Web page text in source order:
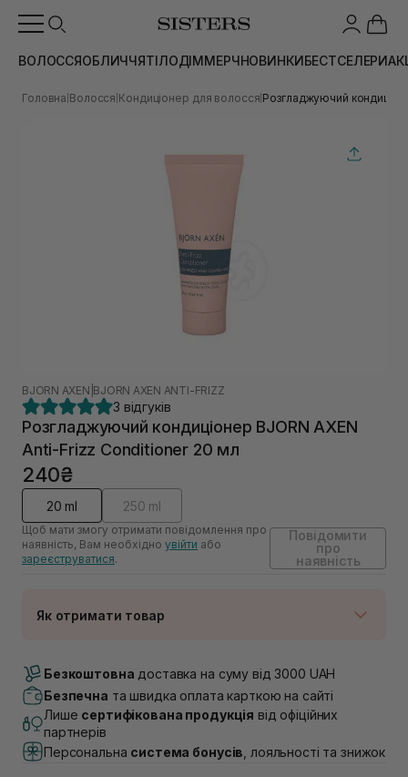
ВОЛОССЯОБЛИЧЧЯТІЛОДІММЕРЧНОВИНКИБЕСТСЕЛЕРИ
Головна Волосся Кондиціонер для волосся Розгладжуючий
BJORN AXEN BJORN AXEN ANTI-FRIZZ
3 відгуків
Розгладжуючий кондиціонер BJORN AXEN
Anti-Frizz Conditioner 20 мл
240₴
20 ml 250 ml
Щоб мати змогу отримати повідомлення про
наявність, Вам необхідно увійти або
зареєструватися.
Повідомити
про
наявність
Як отримати товар
Немає в наявності!
Немає в наявності!
Самовивіз м. Львів, вул. Академіка Підстригача, 1В
(Duck’s Lake)
Немає в наявності!
Безкоштовна доставка на суму від 3000 UAH
Безпечна та швидка оплата карткою на сайті
Лише сертифікована продукція від офіційних
партнерів
Персональна система бонусів , лояльності та знижок